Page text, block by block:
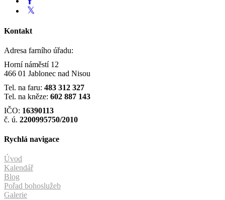
Kontakt
Adresa farního úřadu:
Horní náměstí 12
466 01 Jablonec nad Nisou
Tel. na faru: 483 312 327
Tel. na kněze: 602 887 143
IČO: 16390113
č. ú. 2200995750/2010
Rychlá navigace
Úvod
Kalendář
Blog
Pořad bohoslužeb
Galerie